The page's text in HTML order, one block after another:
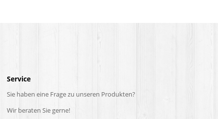
Service
Sie haben eine Frage zu unseren Produkten?
Wir beraten Sie gerne!